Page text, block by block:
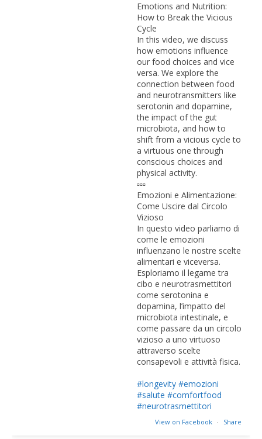
Emotions and Nutrition:
How to Break the Vicious
Cycle
In this video, we discuss
how emotions influence
our food choices and vice
versa. We explore the
connection between food
and neurotransmitters like
serotonin and dopamine,
the impact of the gut
microbiota, and how to
shift from a vicious cycle to
a virtuous one through
conscious choices and
physical activity.
▫️▫️▫️
Emozioni e Alimentazione:
Come Uscire dal Circolo
Vizioso
In questo video parliamo di
come le emozioni
influenzano le nostre scelte
alimentari e viceversa.
Esploriamo il legame tra
cibo e neurotrasmettitori
come serotonina e
dopamina, l’impatto del
microbiota intestinale, e
come passare da un circolo
vizioso a uno virtuoso
attraverso scelte
consapevoli e attività fisica.
#longevity #emozioni
#salute #comfortfood
#neurotrasmettitori
View on Facebook · Share